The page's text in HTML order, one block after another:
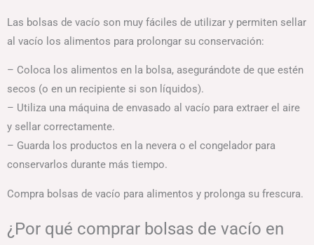
Las bolsas de vacío son muy fáciles de utilizar y permiten sellar
al vacío los alimentos para prolongar su conservación:
– Coloca los alimentos en la bolsa, asegurándote de que estén
secos (o en un recipiente si son líquidos).
– Utiliza una máquina de envasado al vacío para extraer el aire
y sellar correctamente.
– Guarda los productos en la nevera o el congelador para
conservarlos durante más tiempo.
Compra bolsas de vacío para alimentos y prolonga su frescura.
¿Por qué comprar bolsas de vacío en